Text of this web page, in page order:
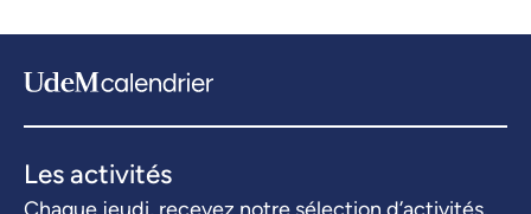
Les activités